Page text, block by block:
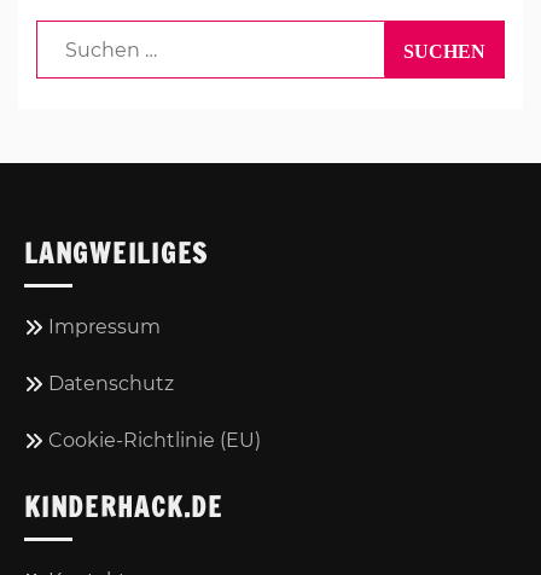
Suchen
nach:
LANGWEILIGES
Impressum
Datenschutz
Cookie-Richtlinie (EU)
KINDERHACK.DE